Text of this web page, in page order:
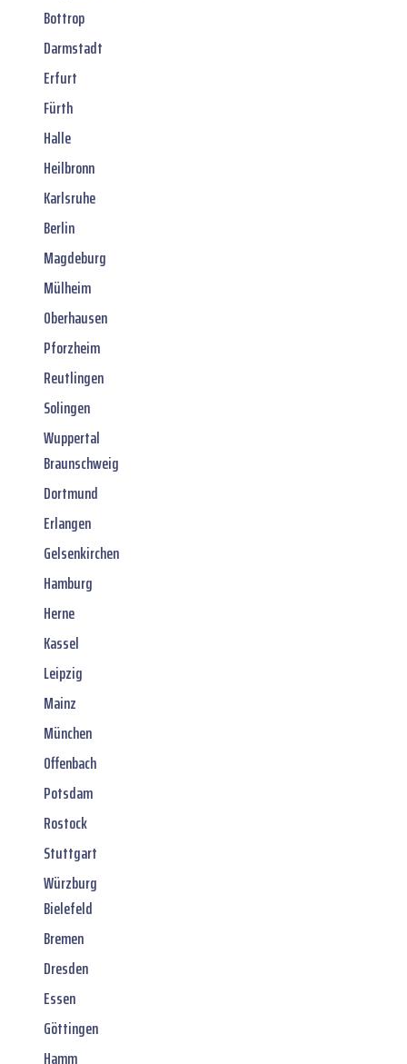
Bottrop
Darmstadt
Erfurt
Fürth
Halle
Heilbronn
Karlsruhe
Berlin
Magdeburg
Mülheim
Oberhausen
Pforzheim
Reutlingen
Solingen
Wuppertal
Braunschweig
Dortmund
Erlangen
Gelsenkirchen
Hamburg
Herne
Kassel
Leipzig
Mainz
München
Offenbach
Potsdam
Rostock
Stuttgart
Würzburg
Bielefeld
Bremen
Dresden
Essen
Göttingen
Hamm